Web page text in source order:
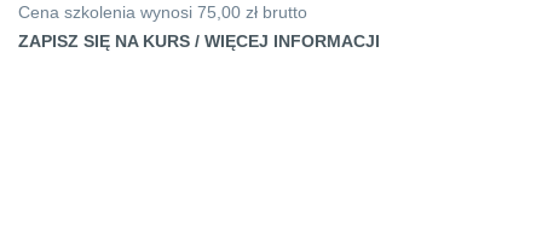
Cena szkolenia wynosi 75,00 zł brutto
ZAPISZ SIĘ NA KURS / WIĘCEJ INFORMACJI